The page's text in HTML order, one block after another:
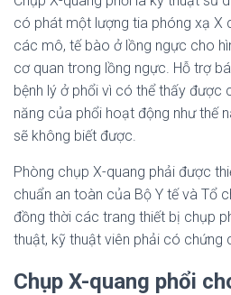
có phát một lượng tia phóng xạ X
các mô, tế bào ở lồng ngực cho
cơ quan trong lồng ngực. Hỗ trợ
bệnh lý ở phổi vì có thể thấy được
năng của phổi hoạt động như thế
sẽ không biết được.
Phòng chụp X-quang phải được
chuẩn an toàn của Bộ Y tế và Tổ
đồng thời các trang thiết bị chụp
thuật, kỹ thuật viên phải có chứng
Chụp X-quang phổi